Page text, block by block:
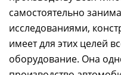
самостоятельно
исследованиями,
имеет для этих целей
оборудование. Она